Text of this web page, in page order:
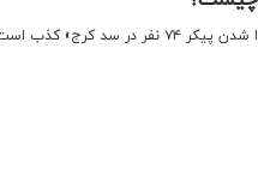
کرج» کذب است.